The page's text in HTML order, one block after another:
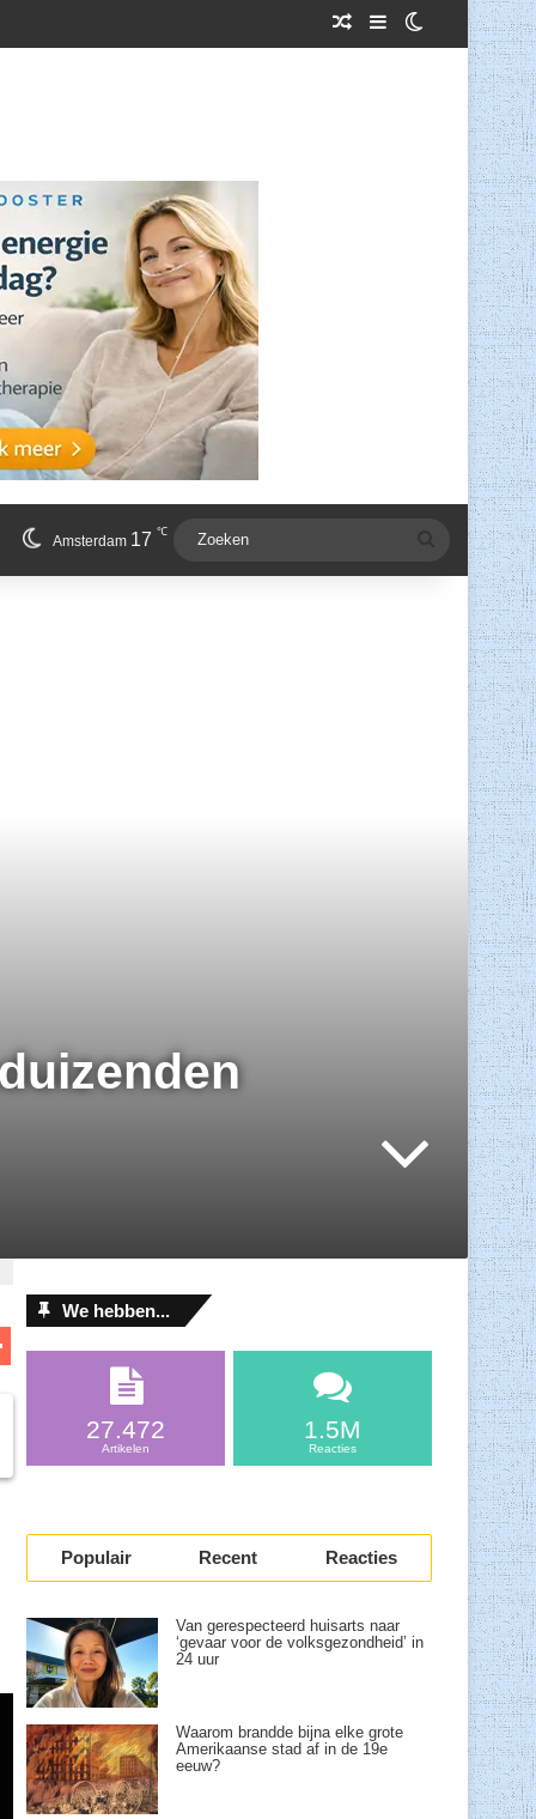
Willekeurig Artikel
SidebarSwitch skin
Amsterdam 17 ℃ Zoeken
D
n
We hebben...
27.472
Artikelen
1.5M
Reacties
Populair Recent Reacties
Van gerespecteerd huisarts naar
‘gevaar voor de volksgezondheid’ in
24 uur
Waarom brandde bijna elke grote
Amerikaanse stad af in de 19e
eeuw?